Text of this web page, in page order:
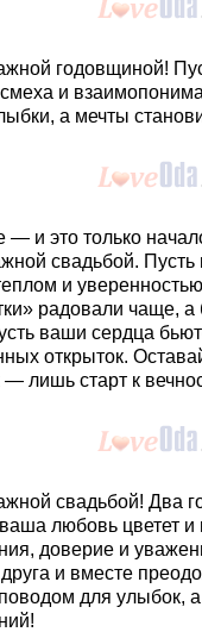
годовщиной!
смеха и
а мечты
— и это только
свадьбой.
и
радовали чаще,
ваши сердца
открыток.
— лишь старт к
свадьбой! Два
любовь цветет
доверие и
и вместе
для улыбок,